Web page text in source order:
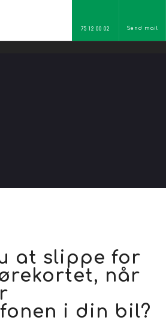
75 12 00 02 Send mail
at slippe for
når
i din bil?